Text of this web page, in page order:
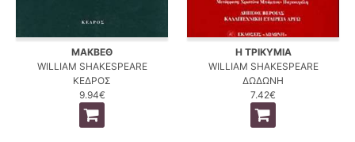
ΜΑΚΒΕΘ
WILLIAM SHAKESPEARE
ΚΕΔΡΟΣ
9.94€
Η ΤΡΙΚΥΜΙΑ
WILLIAM SHAKESPEARE
ΔΩΔΩΝΗ
7.42€